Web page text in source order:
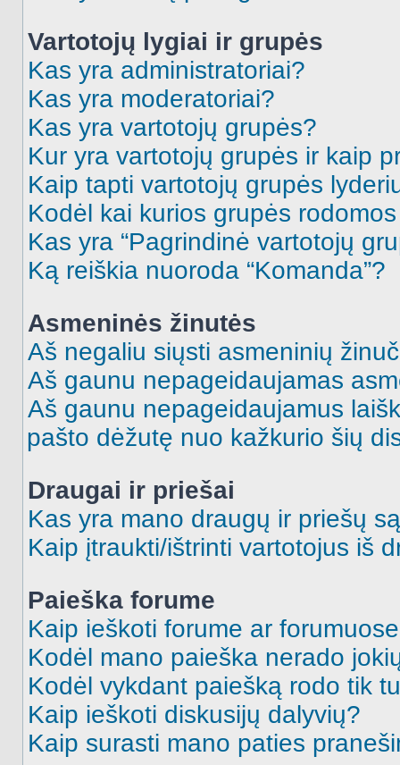
Vartotojų lygiai ir grupės
Kas yra administratoriai?
Kas yra moderatoriai?
Kas yra vartotojų grupės?
Kur yra vartotojų grupės ir kaip
Kaip tapti vartotojų grupės
Kodėl kai kurios grupės
Kas yra “Pagrindinė vartotojų
Ką reiškia nuoroda “Komanda”?
Asmeninės žinutės
Aš negaliu siųsti asmeninių
Aš gaunu nepageidaujamas
Aš gaunu nepageidaujamus
pašto dėžutę nuo kažkurio šių
Draugai ir priešai
Kas yra mano draugų ir priešų
Kaip įtraukti/ištrinti vartotojus iš
Paieška forume
Kaip ieškoti forume ar
Kodėl mano paieška nerado
Kodėl vykdant paiešką rodo tik
Kaip ieškoti diskusijų dalyvių?
Kaip surasti mano paties